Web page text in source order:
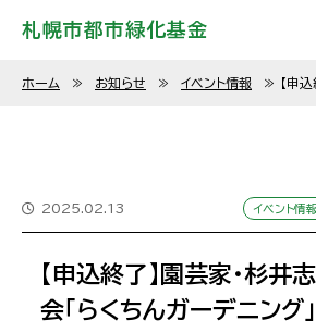
札幌市都市緑化基金
ホーム ≫ お知らせ ≫ イベント情報 ≫ 【申
2025.02.13 イベント情報
【申込終了】園芸家・杉井
会「らくちんガーデニング